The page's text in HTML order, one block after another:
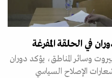
في الحلقة المفرغة
وسائر المناطق، يؤكد دوران
الإصلاح السياسي